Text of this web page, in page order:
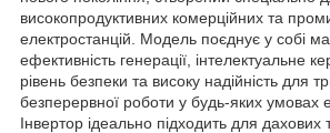
високопродуктивних комерційних та
електростанцій. Модель поєднує у собі
ефективність генерації, інтелектуальне
рівень безпеки та високу надійність для
безперервної роботи у будь-яких умовах
Інвертор ідеально підходить для